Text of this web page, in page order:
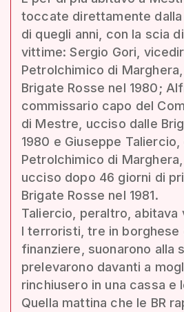
toccate direttamente
di quegli anni, con la scia
vittime: Sergio Gori,
Petrolchimico di
Brigate Rosse nel 1980;
commissario capo del
di Mestre, ucciso dalle
1980 e Giuseppe
Petrolchimico di
ucciso dopo 46 giorni di
Brigate Rosse nel 1981.
Taliercio, peraltro, abitava
I terroristi, tre in borghese
finanziere, suonarono alla
prelevarono davanti a
rinchiusero in una cassa e
Quella mattina che le BR